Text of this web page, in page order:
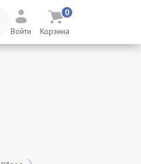
Войти Корзина
0